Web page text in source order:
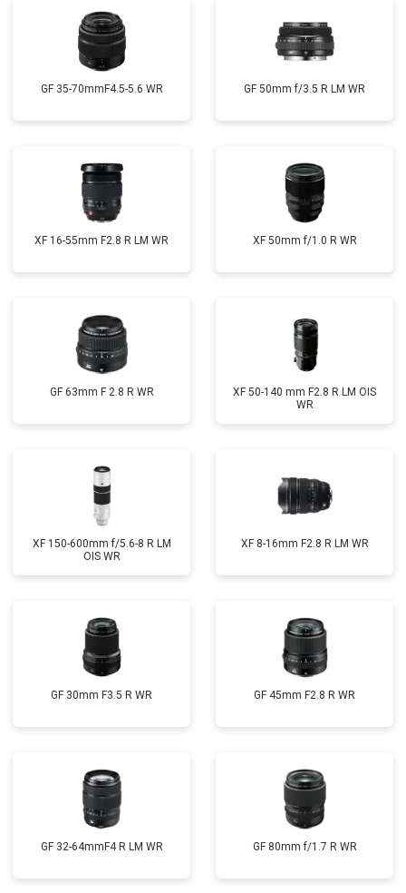
GF 35-70mmF4.5-5.6 WR GF 50mm f/3.5 R LM WR
XF 16-55mm F2.8 R LM WR XF 50mm f/1.0 R WR
GF 63mm F 2.8 R WR
XF 50-140 mm F2.8 R LM OIS
WR
XF 150-600mm f/5.6-8 R LM
OIS WR
XF 8-16mm F2.8 R LM WR
GF 30mm F3.5 R WR GF 45mm F2.8 R WR
GF 32-64mmF4 R LM WR GF 80mm f/1.7 R WR